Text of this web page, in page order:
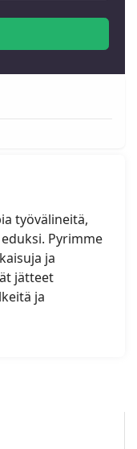
työvälineitä,
Pyrimme
ja
jätteet
ja